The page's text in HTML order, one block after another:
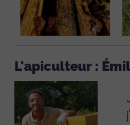
L'apiculteur :